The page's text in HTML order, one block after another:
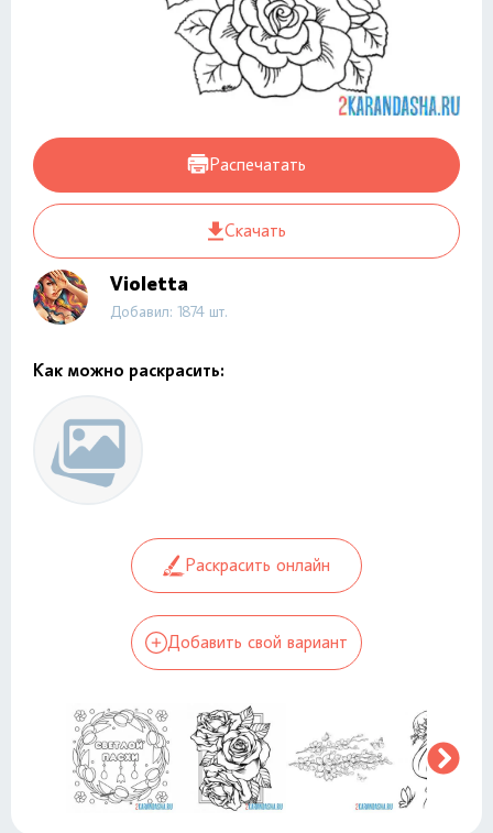
Распечатать
Скачать
Violetta
Добавил: 1874 шт.
Как можно раскрасить:
Раскрасить онлайн
Добавить свой вариант